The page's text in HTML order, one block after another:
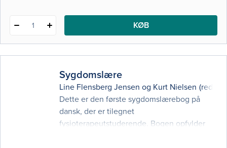
1 KØB
Sygdomslære
Line Flensberg Jensen og Kurt Nielsen (red.)
Dette er den første sygdomslærebog på
dansk, der er tilegnet
fysioterapeutstuderende. Bogen opfylder